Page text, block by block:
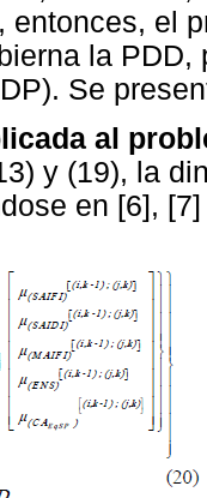
entonces, el
la
Se
al
y (19), la
en [6],